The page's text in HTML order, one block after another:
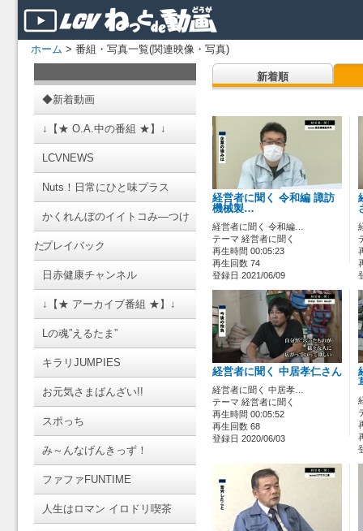
ホーム > 番組・写真一覧(関連映像・写真)
◆新着動画
↓【★ O.A.中の番組 ★】↓
LCVNEWS
Nuts！日常にひと味プラス
かくれんぼのイイトコみ―つけ
たプレイバック
日赤健康チャンネル
↓【★ アーカイブ番組 ★】↓
Lの魂”えるたま”
キラリJUMPIES
お元気さまばんざい!!
スポっち
み～んなげんきっず！
ファファFUNTIME
人生はロマン イロドリ喫茶
新着順
経営者に聞く 令和編 諏訪
機械製…
経営者に聞く 令和編…
テーマ 経営者に聞く
再生時間 00:05:23
再生回数 74
登録日 2021/06/09
経営者に聞く 中居孝仁さん
経営者に聞く 中居孝…
テーマ 経営者に聞く
再生時間 00:05:52
再生回数 68
登録日 2020/06/03